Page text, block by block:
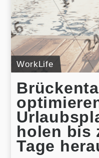
WorkLife
holen bis
Tage